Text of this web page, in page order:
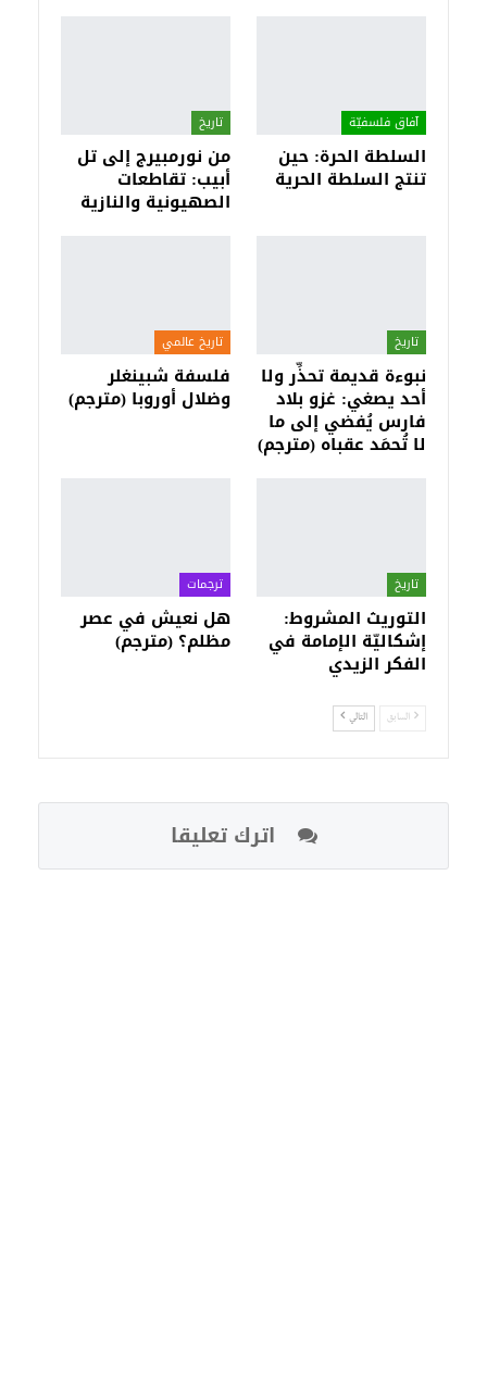
آفاق فلسفيّة‎
السلطة الحرة: حين
تنتج السلطة الحرية
تاريخ
من نورمبيرج إلى تل
أبيب: تقاطعات
الصهيونية والنازية
تاريخ
نبوءة قديمة تحذِّر ولا
أحد يصغي: غزو بلاد
فارس يُفضي إلى ما
لا تُحمَد عقباه (مترجم)
تاريخ عالمي
فلسفة شبينغلر
وضلال أوروبا (مترجم)
تاريخ
التوريث المشروط:
إشكاليّة الإمامة في
الفكر الزيدي
ترجمات
هل نعيش في عصر
مظلم؟ (مترجم)
السابق التالي
اترك تعليقا